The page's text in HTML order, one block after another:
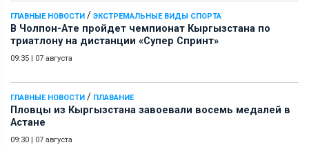
ГЛАВНЫЕ НОВОСТИ / ЭКСТРЕМАЛЬНЫЕ ВИДЫ СПОРТА
В Чолпон-Ате пройдет чемпионат Кыргызстана по
триатлону на дистанции «Супер Спринт»
09:35 | 07 августа
ГЛАВНЫЕ НОВОСТИ / ПЛАВАНИЕ
Пловцы из Кыргызстана завоевали восемь медалей в
Астане
09:30 | 07 августа